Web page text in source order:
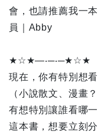
會，也請推薦我一
員｜Abby
★☆★—‧─‧─★☆★
現在，你有特別想
（小說散文、漫畫
有想特別讓誰看哪
這本書，想要立刻